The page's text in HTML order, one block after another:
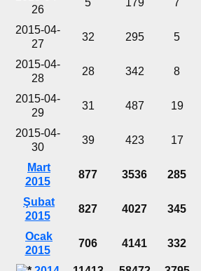
26
2015-04-
27
32 295 5
2015-04-
28
28 342 8
2015-04-
29
31 487 19
2015-04-
30
39 423 17
Mart
2015
877 3536 285
Şubat
2015
827 4027 345
Ocak
2015
706 4141 332